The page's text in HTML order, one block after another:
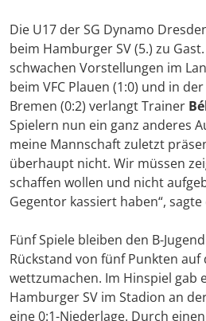
Die U17 der SG Dynamo
beim Hamburger SV (5.) zu
schwachen Vorstellungen im
beim VFC Plauen (1:0) und in
Bremen (0:2) verlangt Trainer
Spielern nun ein ganz anderes
meine Mannschaft zuletzt
überhaupt nicht. Wir müssen
schaffen wollen und nicht
Gegentor kassiert haben“, sagte
Fünf Spiele bleiben den B-
Rückstand von fünf Punkten
wettzumachen. Im Hinspiel gab
Hamburger SV im Stadion an
eine 0:1-Niederlage. Durch